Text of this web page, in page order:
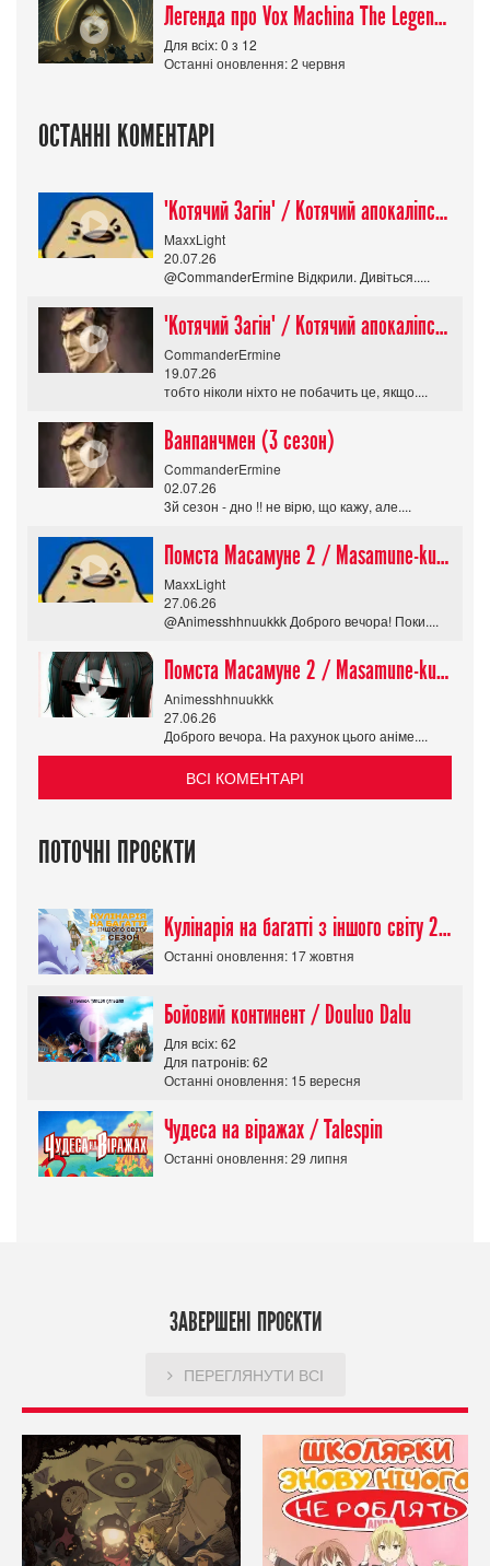
Легенда про Vox Machina The Legend of Vox Machina (Сезон 4)
Для всіх: 0 з 12
Останні оновлення: 2 червня
ОСТАННІ КОМЕНТАРІ
"Котячий Загін" / Котячий апокаліпсис / Cat Shit One
MaxxLight
20.07.26
@CommanderErmine Відкрили. Дивіться.....
"Котячий Загін" / Котячий апокаліпсис / Cat Shit One
CommanderErmine
19.07.26
тобто ніколи ніхто не побачить це, якщо....
Ванпанчмен (3 сезон)
CommanderErmine
02.07.26
3й сезон - дно !! не вірю, що кажу, але....
Помста Масамуне 2 / Masamune-kun no Revenge R
MaxxLight
27.06.26
@Animesshhnuukkk Доброго вечора! Поки....
Помста Масамуне 2 / Masamune-kun no Revenge R
Animesshhnuukkk
27.06.26
Доброго вечора. На рахунок цього аніме....
ВСІ КОМЕНТАРІ
ПОТОЧНІ ПРОЄКТИ
Кулінарія на багатті з іншого світу 2 сезон/ Tondemo Skill de Isekai Hourou
Останні оновлення: 17 жовтня
Бойовий континент / Douluo Dalu
Для всіх: 62
Для патронів: 62
Останні оновлення: 15 вересня
Чудеса на віражах / Talespin
Останні оновлення: 29 липня
ЗАВЕРШЕНІ ПРОЄКТИ
ПЕРЕГЛЯНУТИ ВСІ